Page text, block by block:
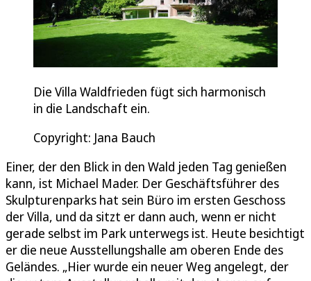
Die Villa Waldfrieden fügt sich harmonisch
in die Landschaft ein.
Copyright: Jana Bauch
Einer, der den Blick in den Wald jeden Tag genießen
kann, ist Michael Mader. Der Geschäftsführer des
Skulpturenparks hat sein Büro im ersten Geschoss
der Villa, und da sitzt er dann auch, wenn er nicht
gerade selbst im Park unterwegs ist. Heute besichtigt
er die neue Ausstellungshalle am oberen Ende des
Geländes. „Hier wurde ein neuer Weg angelegt, der